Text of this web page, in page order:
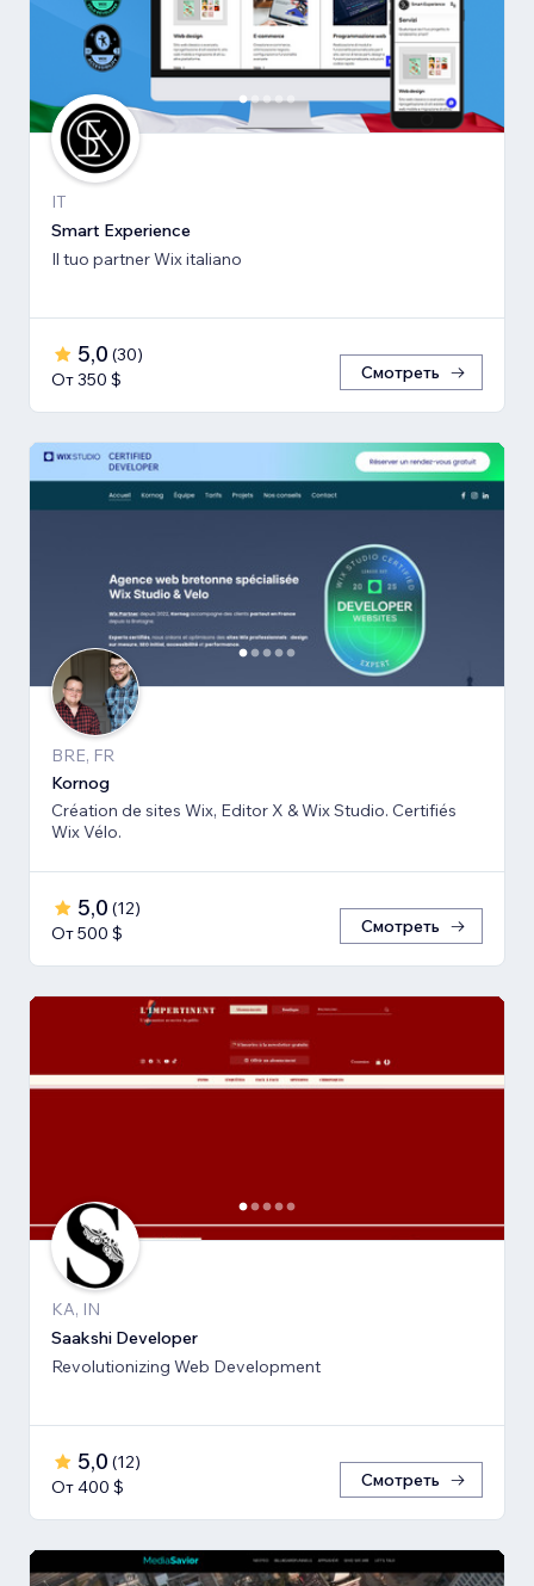
IT
Smart Experience
Il tuo partner Wix italiano
5,0 (30)
От 350 $
Смотреть
BRE, FR
Kornog
Création de sites Wix, Editor X & Wix Studio. Certifiés
Wix Vélo.
5,0 (12)
От 500 $
Смотреть
KA, IN
Saakshi Developer
Revolutionizing Web Development
5,0 (12)
От 400 $
Смотреть